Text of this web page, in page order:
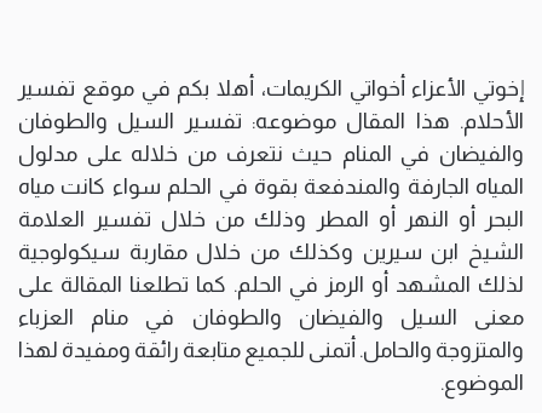
إخوتي الأعزاء أخواتي الكريمات، أهلا بكم في موقع تفسير
الأحلام. هذا المقال موضوعه: تفسير السيل والطوفان
والفيضان في المنام حيث نتعرف من خلاله على مدلول
المياه الجارفة والمندفعة بقوة في الحلم سواء كانت مياه
البحر أو النهر أو المطر وذلك من خلال تفسير العلامة
الشيخ ابن سيرين وكذلك من خلال مقاربة سيكولوجية
لذلك المشهد أو الرمز في الحلم. كما تطلعنا المقالة على
معنى السيل والفيضان والطوفان في منام العزباء
والمتزوجة والحامل. أتمنى للجميع متابعة رائقة ومفيدة لهذا
الموضوع.